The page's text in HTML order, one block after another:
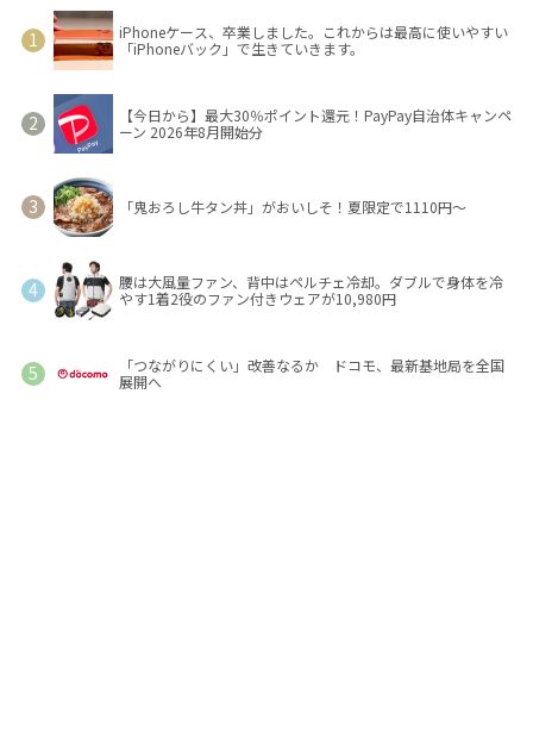
iPhoneケース、卒業しました。これからは最高に使いやすい
「iPhoneバック」で生きていきます。
【今日から】最大30％ポイント還元！PayPay自治体キャンペ
ーン 2026年8月開始分
「鬼おろし牛タン丼」がおいしそ！夏限定で1110円～
腰は大風量ファン、背中はペルチェ冷却。ダブルで身体を冷
やす1着2役のファン付きウェアが10,980円
「つながりにくい」改善なるか ドコモ、最新基地局を全国
展開へ